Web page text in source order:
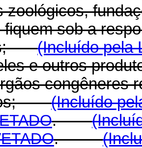
zoológicos,
sob a
(Incluído pela
e outros
congêneres
(Incluído
.
.